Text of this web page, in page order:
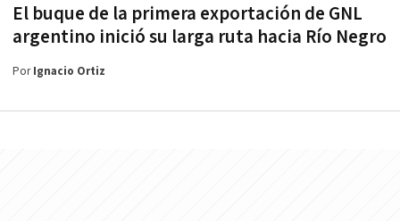
El buque de la primera exportación de GNL
argentino inició su larga ruta hacia Río Negro
PorIgnacio Ortiz